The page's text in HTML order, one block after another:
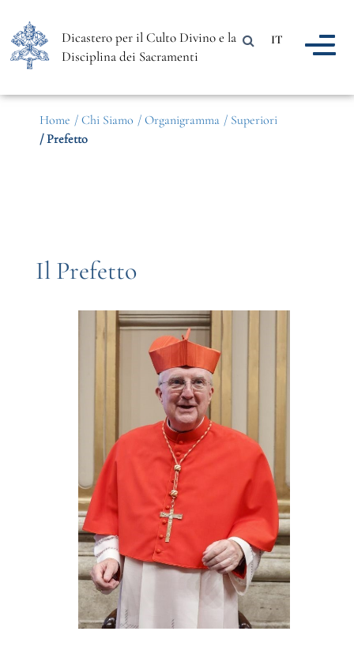
Dicastero per il Culto Divino e la
Disciplina dei Sacramenti
IT
Home / Chi Siamo / Organigramma / Superiori
/ Prefetto
Il Prefetto